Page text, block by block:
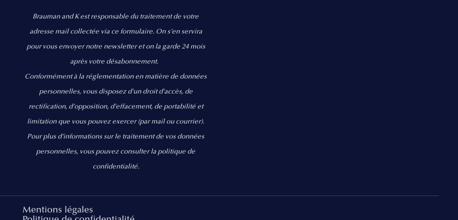
Brauman and K est responsable du traitement de votre
adresse mail collectée via ce formulaire. On s’en servira
pour vous envoyer notre newsletter et on la garde 24 mois
après votre désabonnement.
Conformément à la réglementation en matière de données
personnelles, vous disposez d'un droit d'accès, de
rectification, d’opposition, d’effacement, de portabilité et
limitation que vous pouvez exercer(par mail ou courrier).
Pour plus d’informations sur le traitement de vos données
personnelles, vous pouvez consulter la politique de
confidentialité.
Mentions légales